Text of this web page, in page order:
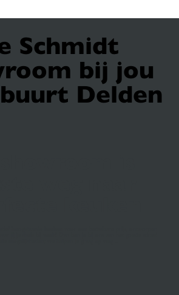
Schmidt
bij jou
Delden